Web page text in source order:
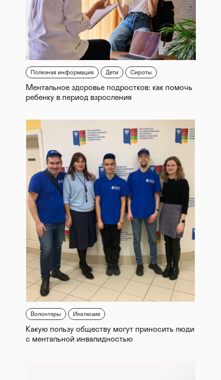
Полезная информация Дети Сироты
Ментальное здоровье подростков: как помочь
ребенку в период взросления
Волонтеры Инклюзия
Какую пользу обществу могут приносить люди
с ментальной инвалидностью